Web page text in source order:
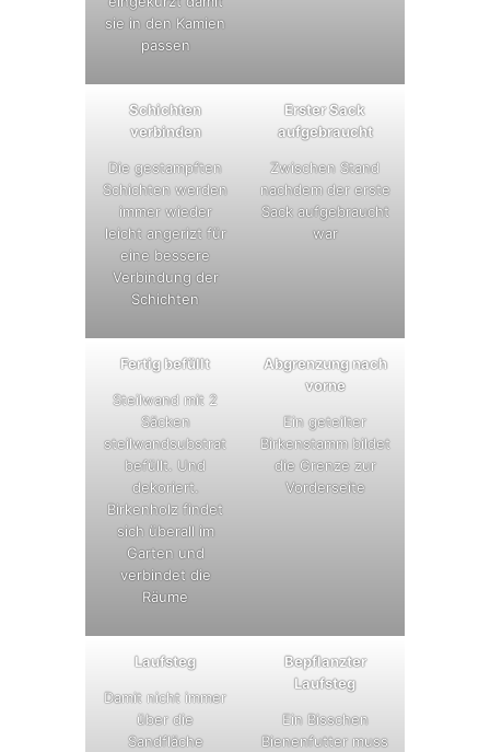
sie in den Kamien
passen
Schichten
verbinden
Die gestampften
Schichten werden
immer wieder
leicht angerizt für
eine bessere
Verbindung der
Schichten
Erster Sack
aufgebraucht
Zwischen Stand
nachdem der erste
Sack aufgebraucht
war
Fertig befüllt
Steilwand mit 2
Säcken
steilwandsubstrat
befüllt. Und
dekoriert.
Birkenholz findet
sich überall im
Garten und
verbindet die
Räume
Abgrenzung nach
vorne
Ein geteilter
Birkenstamm bildet
die Grenze zur
Vorderseite
Laufsteg
Damit nicht immer
über die
Sandfläche
Bepflanzter
Laufsteg
Ein Bisschen
Bienenfutter muss